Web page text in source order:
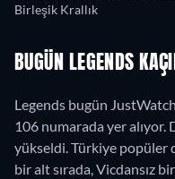
Birleşik Krallık
BUGÜN LEGENDS
Legends bugün
106 numarada yer alıyor.
yükseldi. Türkiye popüler
bir alt sırada, Vicdansız